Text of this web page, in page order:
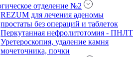
отделение №2
REZUM для лечения аденомы
простаты без операций и таблеток
Перкутанная нефролитотомия - ПНЛТ
Уретероскопия, удаление камня
мочеточника, почки